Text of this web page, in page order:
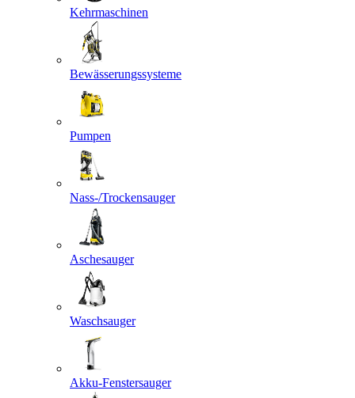
Kehrmaschinen
Bewässerungssysteme
Pumpen
Nass-/Trockensauger
Aschesauger
Waschsauger
Akku-Fenstersauger